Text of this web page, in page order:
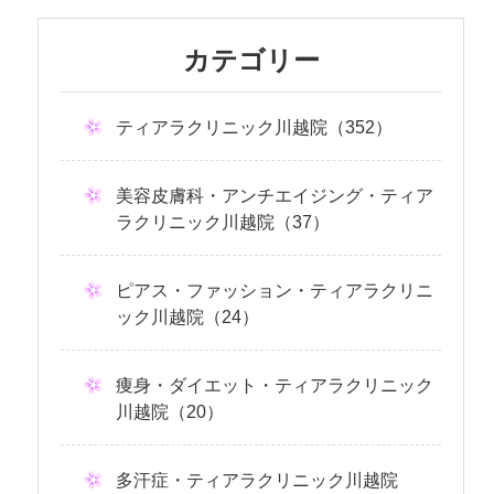
カテゴリー
ティアラクリニック川越院（352）
美容皮膚科・アンチエイジング・ティア
ラクリニック川越院（37）
ピアス・ファッション・ティアラクリニ
ック川越院（24）
痩身・ダイエット・ティアラクリニック
川越院（20）
多汗症・ティアラクリニック川越院